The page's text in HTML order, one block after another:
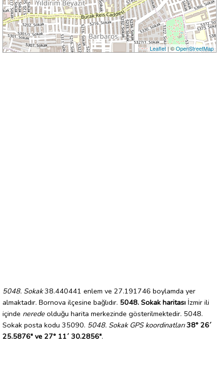
Leaflet| ©OpenStreetMap
5048. Sokak38.440441 enlem ve 27.191746 boylamda yer
almaktadır. Bornova ilçesine bağlıdır. 5048. Sokak haritası İzmir ili
içinde nerede olduğu harita merkezinde gösterilmektedir. 5048.
Sokak posta kodu 35090. 5048. Sokak GPS koordinatları 38° 26´
25.5876" ve 27° 11´ 30.2856".